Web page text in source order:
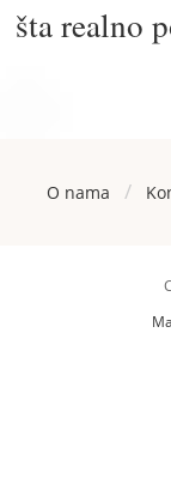
šta realno
O nama /